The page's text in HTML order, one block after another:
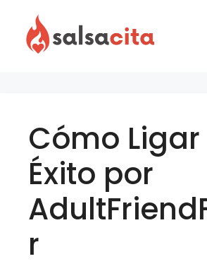
content
Cómo
Éxito por
r